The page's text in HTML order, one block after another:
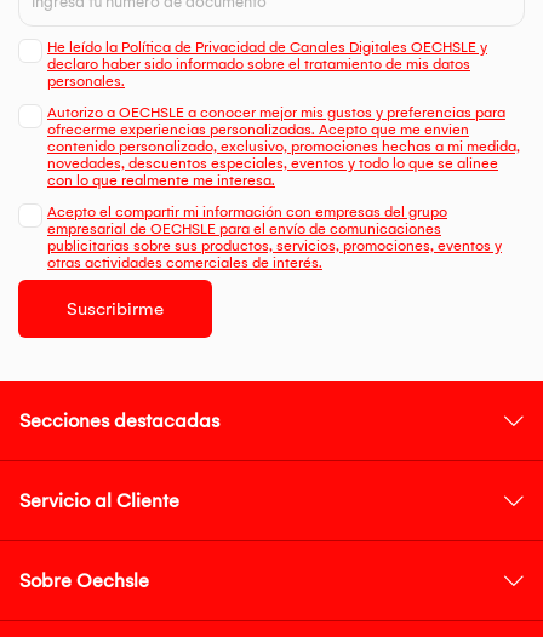
He leído la Política de Privacidad de Canales Digitales OECHSLE y
declaro haber sido informado sobre el tratamiento de mis datos
personales.
Autorizo a OECHSLE a conocer mejor mis gustos y preferencias para
ofrecerme experiencias personalizadas. Acepto que me envien
contenido personalizado, exclusivo, promociones hechas a mi medida,
novedades, descuentos especiales, eventos y todo lo que se alinee
con lo que realmente me interesa.
Acepto el compartir mi información con empresas del grupo
empresarial de OECHSLE para el envío de comunicaciones
publicitarias sobre sus productos, servicios, promociones, eventos y
otras actividades comerciales de interés.
Suscribirme
Secciones destacadas
Servicio al Cliente
Sobre Oechsle